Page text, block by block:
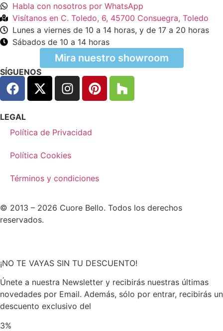
Habla con nosotros por WhatsApp
Visítanos en C. Toledo, 6, 45700 Consuegra, Toledo
Lunes a viernes de 10 a 14 horas, y de 17 a 20 horas
Sábados de 10 a 14 horas
Mira nuestro showroom
SÍGUENOS
LEGAL
Política de Privacidad
Política Cookies
Términos y condiciones
© 2013 – 2026 Cuore Bello. Todos los derechos
reservados.
¡NO TE VAYAS SIN TU DESCUENTO!
Únete a nuestra Newsletter y recibirás nuestras últimas
novedades por Email. Además, sólo por entrar, recibirás un
descuento exclusivo del
3%